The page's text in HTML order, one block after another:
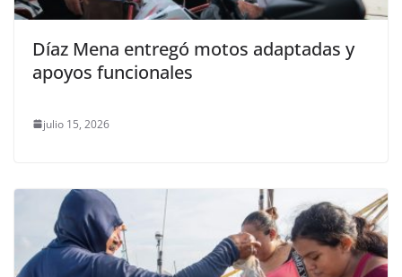
Díaz Mena entregó motos adaptadas y
apoyos funcionales
julio 15, 2026